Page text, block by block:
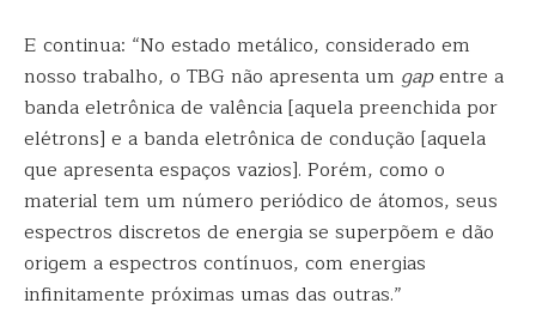
E continua: “No estado metálico, considerado em
nosso trabalho, o TBG não apresenta um gapentre a
banda eletrônica de valência [aquela preenchida por
elétrons] e a banda eletrônica de condução [aquela
que apresenta espaços vazios]. Porém, como o
material tem um número periódico de átomos, seus
espectros discretos de energia se superpõem e dão
origem a espectros contínuos, com energias
infinitamente próximas umas das outras.”